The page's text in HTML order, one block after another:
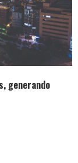
generando